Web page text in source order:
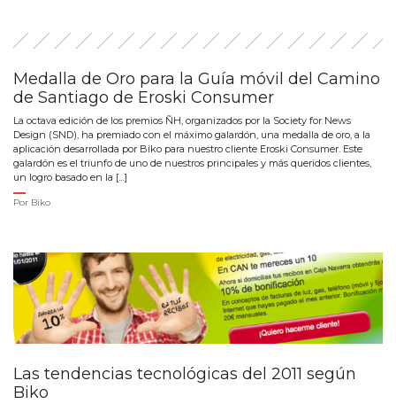
Medalla de Oro para la Guía móvil del Camino
de Santiago de Eroski Consumer
La octava edición de los premios ÑH, organizados por la Society for News
Design (SND), ha premiado con el máximo galardón, una medalla de oro, a la
aplicación desarrollada por Biko para nuestro cliente Eroski Consumer. Este
galardón es el triunfo de uno de nuestros principales y más queridos clientes,
un logro basado en la […]
Por Biko
Las tendencias tecnológicas del 2011 según
Biko